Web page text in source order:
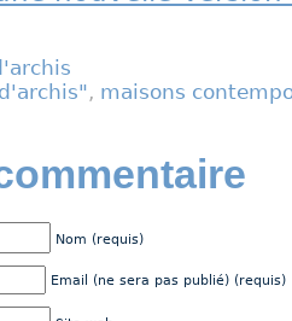
, maisons
Nom (requis)
Email (ne sera pas publié) (requis)